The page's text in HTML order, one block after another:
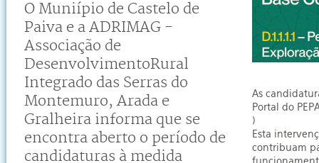
O Muniípio de Castelo de
Paiva e a ADRIMAG -
Associação de
DesenvolvimentoRural
Integrado das Serras do
Montemuro, Arada e
Gralheira informa que se
encontra aberto o período de
candidaturas à medida
As
Portal do
)
Esta
contribuam